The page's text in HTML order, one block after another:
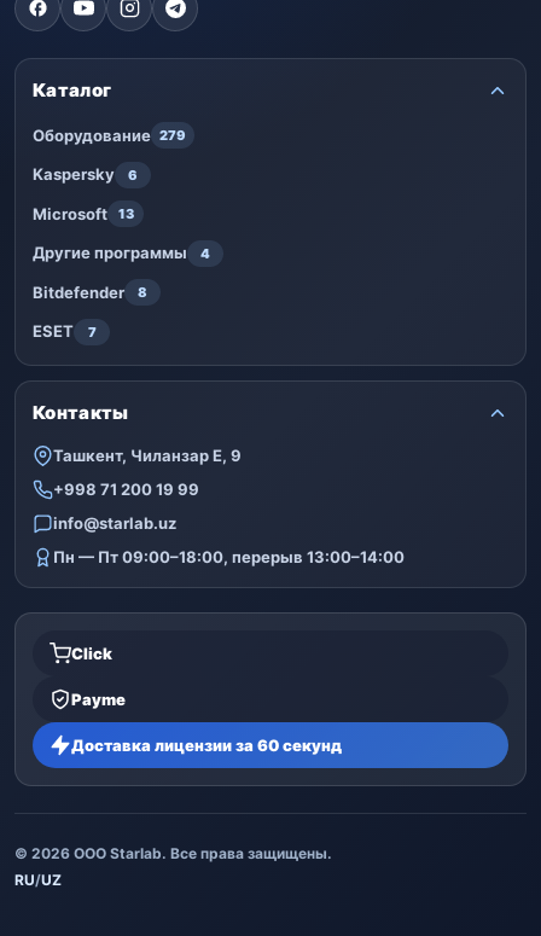
Каталог
Оборудование 279
Kaspersky 6
Microsoft 13
Другие программы 4
Bitdefender 8
ESET 7
Контакты
Ташкент, Чиланзар Е, 9
+998 71 200 19 99
info@starlab.uz
Пн — Пт 09:00–18:00, перерыв 13:00–14:00
Click
Payme
Доставка лицензии за 60 секунд
© 2026 ООО Starlab. Все права защищены.
RU/UZ